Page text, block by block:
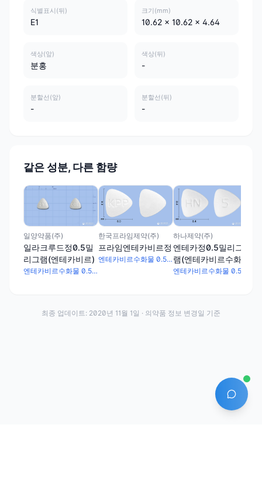
식별표시(뒤)
E1
크기(mm)
10.62 x 10.62 x 4.64
색상(앞)
분홍
색상(뒤)
-
분할선(앞)
-
분할선(뒤)
-
같은 성분, 다른 함량
일양약품(주)
일라크루드정0.5밀
리그램(엔테카비르)
엔테카비르수화물 0.53mg
한국프라임제약(주)
프라임엔테카비르정
엔테카비르수화물 0.53mg
하나제약(주)
엔테카정0.5밀리그
램(엔테카비르수화
물)
AI 에이
최종 업데이트: 2020년 11월 1일 · 의약품 정보 변경일 기준